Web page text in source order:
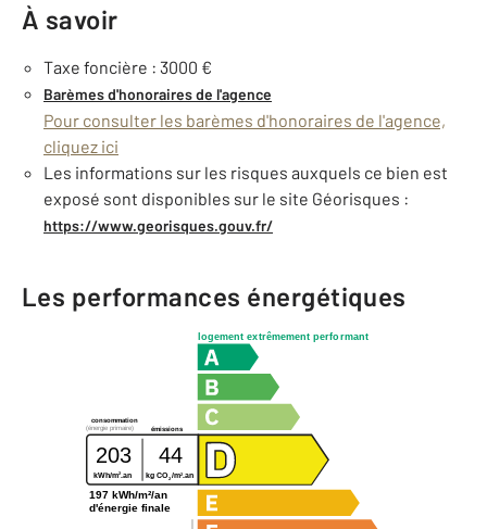
À savoir
Taxe foncière : 3000 €
Barèmes d'honoraires de l'agence
Pour consulter les barèmes d'honoraires de l'agence,
cliquez ici
Les informations sur les risques auxquels ce bien est
exposé sont disponibles sur le site Géorisques :
https://www.georisques.gouv.fr/
Les performances énergétiques
logement extrêmement performant
consommation
émissions
(énergie primaire)
203 44
kWh/m2.an kg CO2 /m2 .an
197 kWh/m²/an
d'énergie finale